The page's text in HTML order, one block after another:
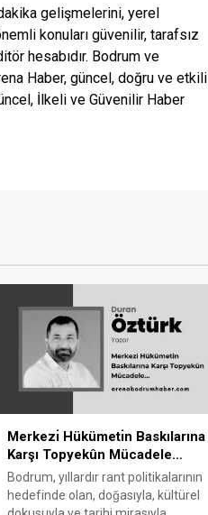
gelişmelerini, yerel
konuları güvenilir, tarafsız
hesabıdır. Bodrum ve
Haber, güncel, doğru ve etkili
İlkeli ve Güvenilir Haber
Merkezı̇ Hükümetı̇n Baskılarına
Karşı Topyekûn Mücadele…
Bodrum, yıllardır rant politikalarının
hedefinde olan, doğasıyla, kültürel